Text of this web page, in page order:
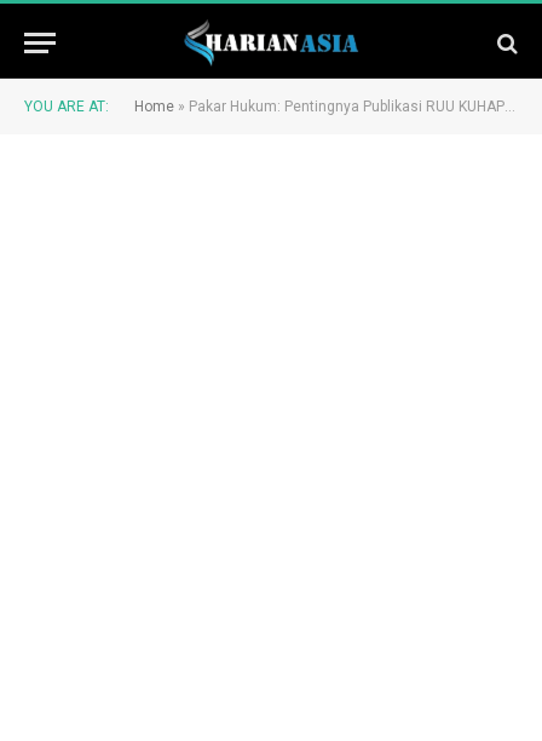
YOU ARE AT: Home » Pakar Hukum: Pentingnya Publikasi RUU KUHAP dan RUU Kejaksaan